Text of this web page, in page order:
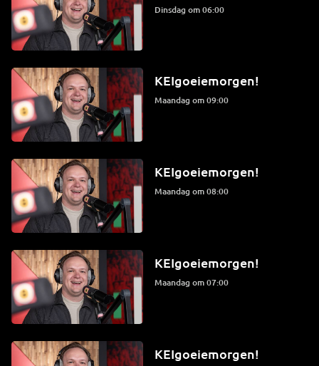
dinsdag om 06:00
KEIgoeiemorgen!
maandag om 09:00
KEIgoeiemorgen!
maandag om 08:00
KEIgoeiemorgen!
maandag om 07:00
KEIgoeiemorgen!